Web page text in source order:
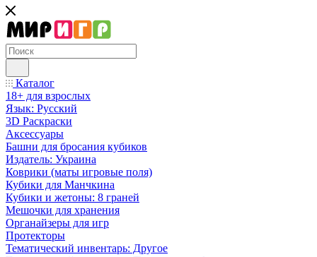
Каталог
18+ для взрослых
Язык: Русский
3D Раскраски
Аксессуары
Башни для бросания кубиков
Издатель: Украина
Коврики (маты игровые поля)
Кубики для Манчкина
Кубики и жетоны: 8 граней
Мешочки для хранения
Органайзеры для игр
Протекторы
Тематический инвентарь: Другое